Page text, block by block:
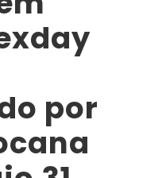
por